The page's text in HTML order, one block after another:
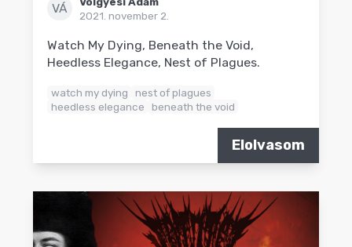
VÁ
2021. november 2.
Watch My Dying, Beneath the Void,
Heedless Elegance, Nest of Plagues.
watch my dying
nest of plagues
heedless elegance
beneath the void
Elolvasom